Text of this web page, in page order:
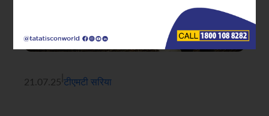
21.07.25 टीएमटी सरिया